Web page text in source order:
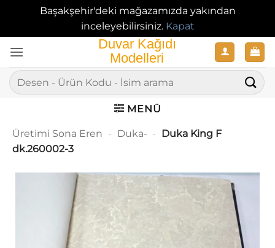
Başakşehir'deki mağazamızda yakından
inceleyebilirsiniz. Kapat
atla
Ara:
MENÜ
Üretimi Sona Eren - Duka- - Duka King F
dk.260002-3